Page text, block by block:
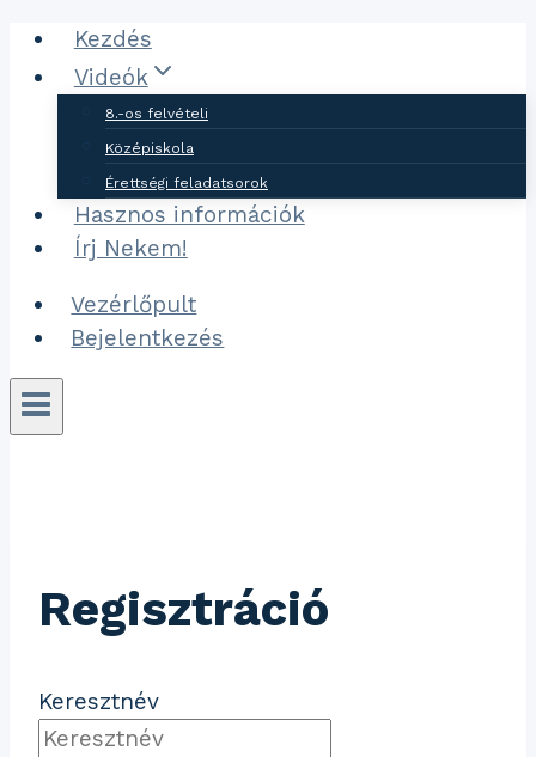
Ugrás
tartalomhoz
Kezdés
Videók
8.-os felvételi
Középiskola
Érettségi feladatsorok
Hasznos információk
Írj Nekem!
Vezérlőpult
Bejelentkezés
Regisztráció
Keresztnév